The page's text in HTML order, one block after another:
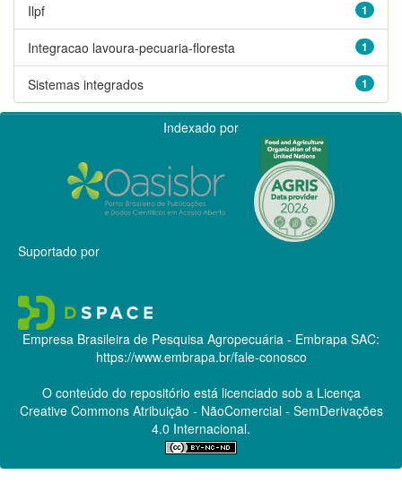
1
Ilpf
1
Integracao lavoura-pecuaria-floresta
1
Sistemas integrados
Indexado por
Suportado por
Empresa Brasileira de Pesquisa Agropecuária - Embrapa SAC:
https://www.embrapa.br/fale-conosco
O conteúdo do repositório está licenciado sob a Licença
Creative CommonsAtribuição - NãoComercial - SemDerivações
4.0 Internacional.